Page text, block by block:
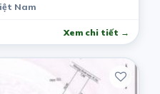
Nam
Xem chi tiết →